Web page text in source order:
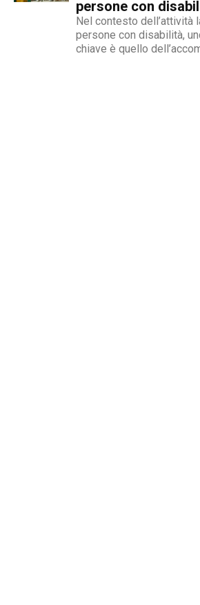
persone con
Nel contesto dell’attività
persone con disabilità,
chiave è quello